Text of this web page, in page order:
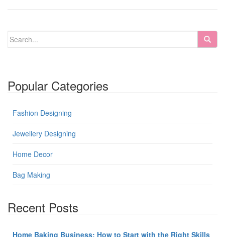
Popular Categories
Fashion Designing
Jewellery Designing
Home Decor
Bag Making
Recent Posts
Home Baking Business: How to Start with the Right Skills